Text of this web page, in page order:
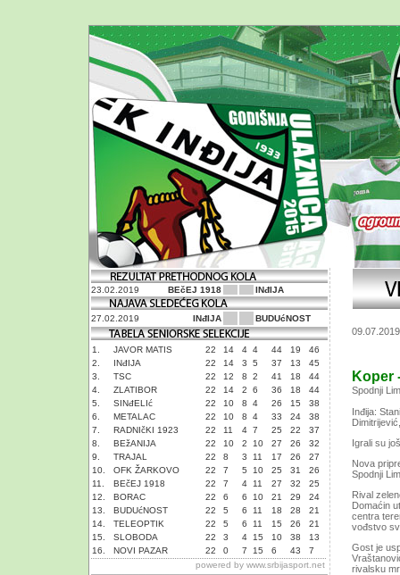
23.02.2019 BEčEJ 1918 INđIJA
27.02.2019 INđIJA BUDUćNOST
1. JAVOR MATIS 22 14 4 4 44 19
46
2.
INđIJA 22 14 3 5 37 13
45
3.
TSC 22 12 8 2 41 18
44
4.
ZLATIBOR 22 14 2 6 36 18
44
5.
SINđELIć 22 10 8 4 26 15
38
6.
METALAC 22 10 8 4 33 24
38
7.
RADNIčKI 1923 22 11 4 7 25 22
37
8.
BEžANIJA 22 10 2 10 27 26
32
9.
TRAJAL 22 8 3 11 17 26
27
10.
OFK ŽARKOVO 22 7 5 10 25 31
26
11.
BEčEJ 1918 22 7 4 11 27 32
25
12.
BORAC 22 6 6 10 21 29
24
13.
BUDUćNOST 22 5 6 11 18 28
21
14.
TELEOPTIK 22 5 6 11 15 26
21
15.
SLOBODA 22 3 4 15 10 38
13
16.
NOVI PAZAR 22 0 7 15 6 43
7
powered by www.srbijasport.net
09.07.2019
Koper
Spodnji
Inđija:
Igrali su
Nova
Spodnji
Rival
Domaćin
centra
vođstvo
Gost je
rivalsku